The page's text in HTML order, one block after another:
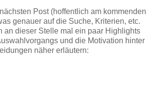
Post (hoffentlich am kommenden
genauer auf die Suche, Kriterien, etc.
an dieser Stelle mal ein paar Highlights
und die Motivation hinter
näher erläutern: